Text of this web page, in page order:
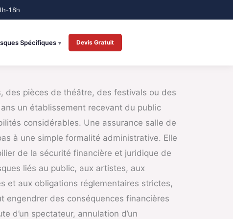
Spécifiques Devis Gratuit
des pièces de théâtre, des festivals ou des
un établissement recevant du public
considérables. Une assurance salle de
à une simple formalité administrative. Elle
de la sécurité financière et juridique de
liés au public, aux artistes, aux
et aux obligations réglementaires strictes,
engendrer des conséquences financières
d’un spectateur, annulation d’un